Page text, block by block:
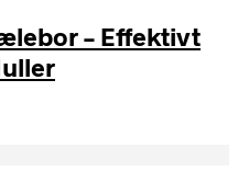
– Effektivt